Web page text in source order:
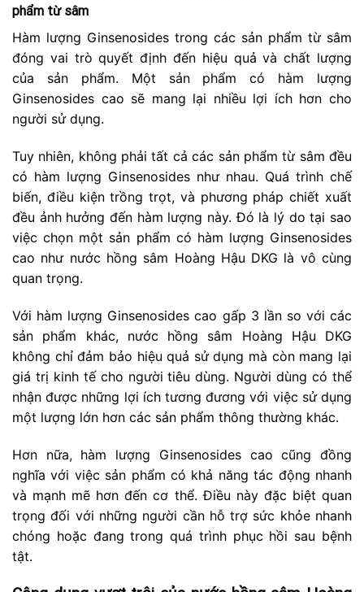
phẩm từ sâm
Hàm lượng Ginsenosides trong các sản phẩm từ sâm
đóng vai trò quyết định đến hiệu quả và chất lượng
của sản phẩm. Một sản phẩm có hàm lượng
Ginsenosides cao sẽ mang lại nhiều lợi ích hơn cho
người sử dụng.
Tuy nhiên, không phải tất cả các sản phẩm từ sâm đều
có hàm lượng Ginsenosides như nhau. Quá trình chế
biến, điều kiện trồng trọt, và phương pháp chiết xuất
đều ảnh hưởng đến hàm lượng này. Đó là lý do tại sao
việc chọn một sản phẩm có hàm lượng Ginsenosides
cao như nước hồng sâm Hoàng Hậu DKG là vô cùng
quan trọng.
Với hàm lượng Ginsenosides cao gấp 3 lần so với các
sản phẩm khác, nước hồng sâm Hoàng Hậu DKG
không chỉ đảm bảo hiệu quả sử dụng mà còn mang lại
giá trị kinh tế cho người tiêu dùng. Người dùng có thể
nhận được những lợi ích tương đương với việc sử dụng
một lượng lớn hơn các sản phẩm thông thường khác.
Hơn nữa, hàm lượng Ginsenosides cao cũng đồng
nghĩa với việc sản phẩm có khả năng tác động nhanh
và mạnh mẽ hơn đến cơ thể. Điều này đặc biệt quan
trọng đối với những người cần hỗ trợ sức khỏe nhanh
chóng hoặc đang trong quá trình phục hồi sau bệnh
tật.